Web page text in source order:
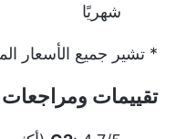
شهريًا
* تشير جميع الأسعار
تقييمات ومراجعات ClickUp